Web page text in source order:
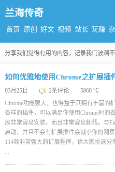
兰海传奇
首页 原创 好文 视频 站长 玩赚
分享我们觉得有用的内容，记录我们波澜不
如何优雅地使用Chrome之扩展插
03月25日 2条评论
5860 ℃
Chrome功能强大，也得益于其拥有丰富的
各样的插件，可以满足你使用Chrome时的
展非常容易安装，而且非常容易卸载。与
启动，并且不会有扩展插件会减小你的网
114款非常强大的扩展程序，供大家挑选分
...